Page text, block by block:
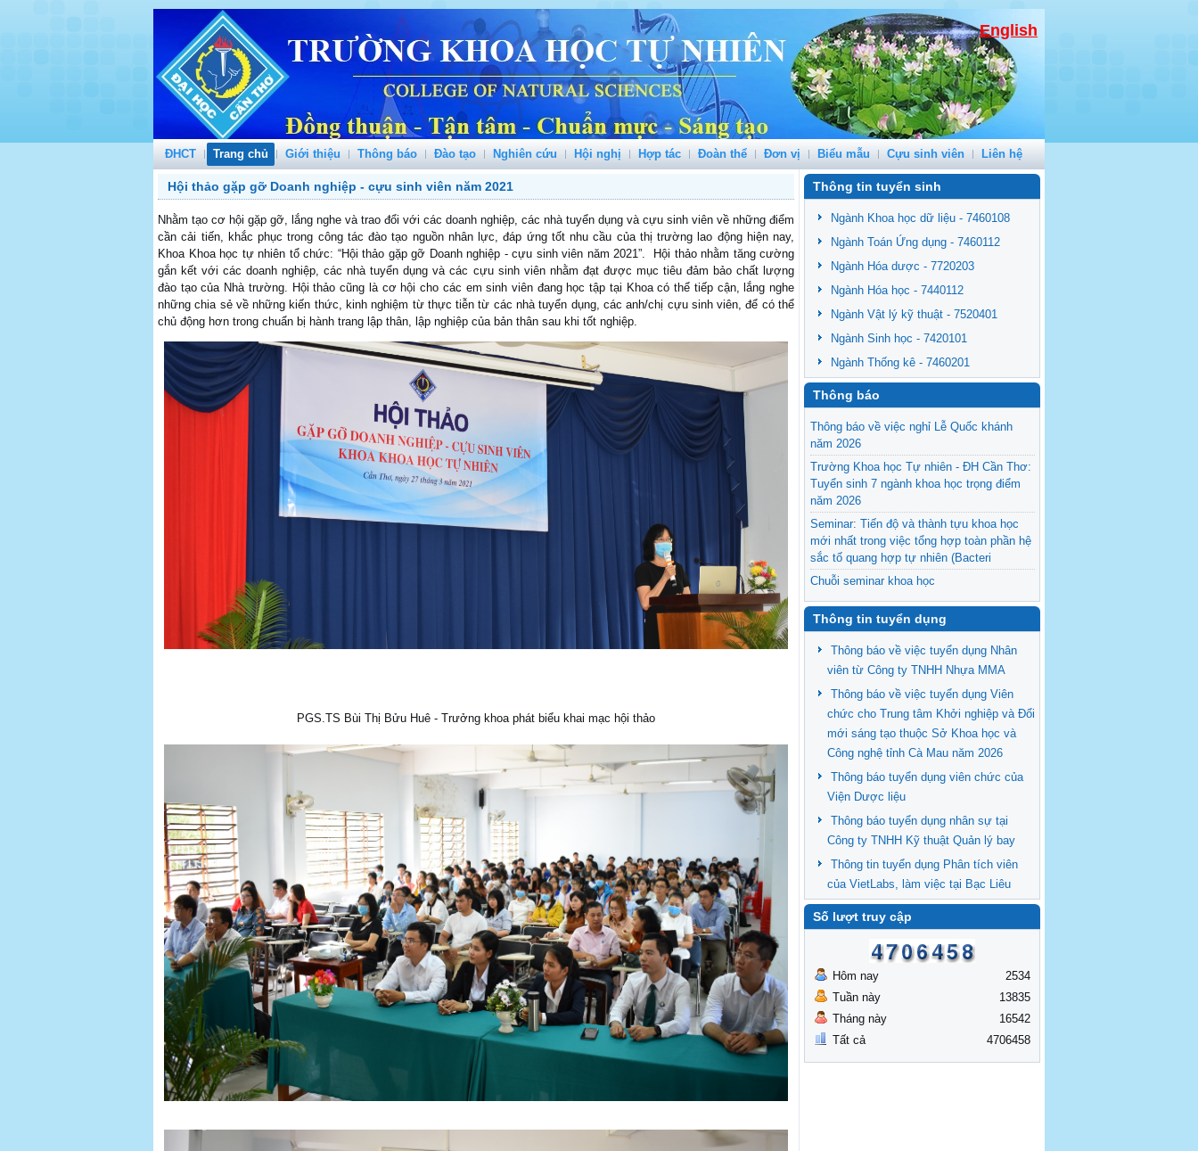
English
ĐHCT Trang chủ Giới thiệu Thông báo Đào tạo Nghiên cứu Hội nghị Hợp tác Đoàn thể Đơn vị Biểu mẫu Cựu sinh viên Liên hệ
Hội thảo gặp gỡ Doanh nghiệp - cựu sinh viên năm 2021
Nhằm tạo cơ hội gặp gỡ, lắng nghe và trao đổi với các doanh nghiệp, các nhà tuyển dụng và cựu sinh viên về những điểm
cần cải tiến, khắc phục trong công tác đào tạo nguồn nhân lực, đáp ứng tốt nhu cầu của thị trường lao động hiện nay,
Khoa Khoa học tự nhiên tổ chức: “Hội thảo gặp gỡ Doanh nghiệp - cựu sinh viên năm 2021”. Hội thảo nhằm tăng cường
gắn kết với các doanh nghiệp, các nhà tuyển dụng và các cựu sinh viên nhằm đạt được mục tiêu đảm bảo chất lượng
đào tạo của Nhà trường. Hội thảo cũng là cơ hội cho các em sinh viên đang học tập tại Khoa có thể tiếp cận, lắng nghe
những chia sẻ về những kiến thức, kinh nghiệm từ thực tiễn từ các nhà tuyển dụng, các anh/chị cựu sinh viên, để có thể
chủ động hơn trong chuẩn bị hành trang lập thân, lập nghiệp của bản thân sau khi tốt nghiệp.
PGS.TS Bùi Thị Bửu Huê - Trưởng khoa phát biểu khai mạc hội thảo
Thông tin tuyển sinh
Ngành Khoa học dữ liệu - 7460108
Ngành Toán Ứng dụng - 7460112
Ngành Hóa dược - 7720203
Ngành Hóa học - 7440112
Ngành Vật lý kỹ thuật - 7520401
Ngành Sinh học - 7420101
Ngành Thống kê - 7460201
Thông báo
Thông báo về việc nghỉ Lễ Quốc khánh
năm 2026
Trường Khoa học Tự nhiên - ĐH Cần Thơ:
Tuyển sinh 7 ngành khoa học trọng điểm
năm 2026
Seminar: Tiến độ và thành tựu khoa học
mới nhất trong việc tổng hợp toàn phần hệ
sắc tố quang hợp tự nhiên (Bacteri
Chuỗi seminar khoa học
Thông báo về việc tuyển thực tập sinh
năm 2026
Thông tin tuyển dụng
Thông báo về việc tuyển dụng Nhân
viên từ Công ty TNHH Nhựa MMA
Thông báo về việc tuyển dụng Viên
chức cho Trung tâm Khởi nghiệp và Đổi
mới sáng tạo thuộc Sở Khoa học và
Công nghệ tỉnh Cà Mau năm 2026
Thông báo tuyển dụng viên chức của
Viện Dược liệu
Thông báo tuyển dụng nhân sự tại
Công ty TNHH Kỹ thuật Quản lý bay
Thông tin tuyển dụng Phân tích viên
của VietLabs, làm việc tại Bạc Liêu
Số lượt truy cập
Hôm nay
Tuần này
Tháng này
Tất cả
2534
13835
16542
4706458